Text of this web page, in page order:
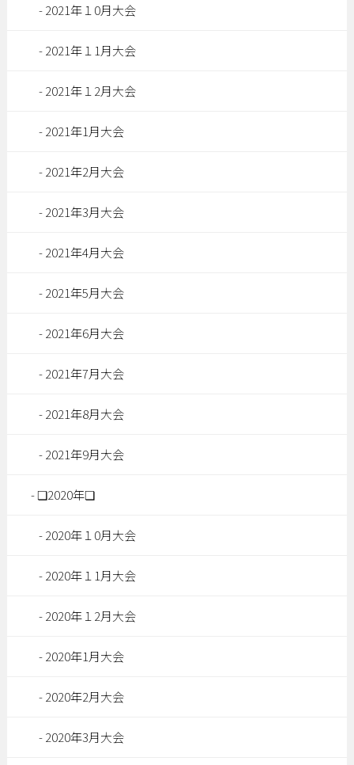
2021年１0月大会
2021年１1月大会
2021年１2月大会
2021年1月大会
2021年2月大会
2021年3月大会
2021年4月大会
2021年5月大会
2021年6月大会
2021年7月大会
2021年8月大会
2021年9月大会
❏2020年❏
2020年１0月大会
2020年１1月大会
2020年１2月大会
2020年1月大会
2020年2月大会
2020年3月大会